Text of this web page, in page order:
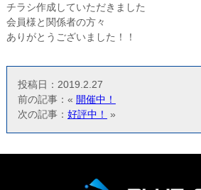
チラシ作成していただきました
会員様と関係者の方々
ありがとうございました！！
投稿日：2019.2.27
前の記事：« 開催中！
次の記事： 好評中！ »